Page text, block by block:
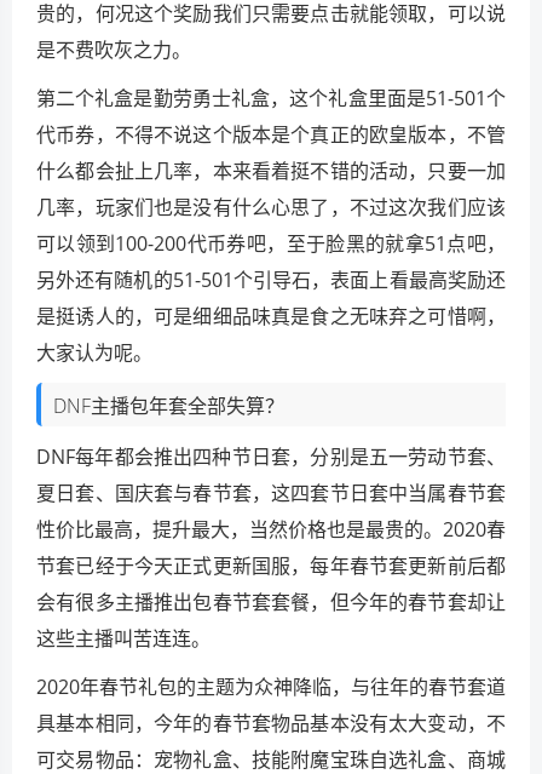
贵的，何况这个奖励我们只需要点击就能领取，可以说
是不费吹灰之力。
第二个礼盒是勤劳勇士礼盒，这个礼盒里面是51-501个
代币券，不得不说这个版本是个真正的欧皇版本，不管
什么都会扯上几率，本来看着挺不错的活动，只要一加
几率，玩家们也是没有什么心思了，不过这次我们应该
可以领到100-200代币券吧，至于脸黑的就拿51点吧，
另外还有随机的51-501个引导石，表面上看最高奖励还
是挺诱人的，可是细细品味真是食之无味弃之可惜啊，
大家认为呢。
DNF主播包年套全部失算？
DNF每年都会推出四种节日套，分别是五一劳动节套、
夏日套、国庆套与春节套，这四套节日套中当属春节套
性价比最高，提升最大，当然价格也是最贵的。2020春
节套已经于今天正式更新国服，每年春节套更新前后都
会有很多主播推出包春节套套餐，但今年的春节套却让
这些主播叫苦连连。
2020年春节礼包的主题为众神降临，与往年的春节套道
具基本相同，今年的春节套物品基本没有太大变动，不
可交易物品：宠物礼盒、技能附魔宝珠自选礼盒、商城